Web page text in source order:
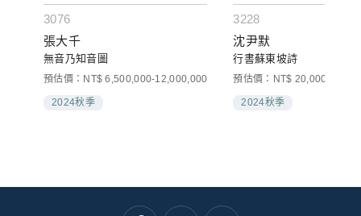
3076
張大千
無音乃知音圖
預估價：NT$ 6,500,000-12,000,000
2024秋季
3228
沈尹默
行書蘇東坡詩
預估價：NT$ 20,000-
2024秋季